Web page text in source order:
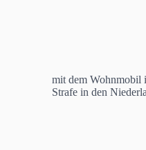
mit dem
Strafe in den